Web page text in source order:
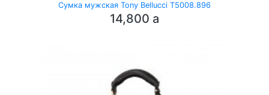
Сумка мужская Tony Bellucci T5008.896
14,800 a